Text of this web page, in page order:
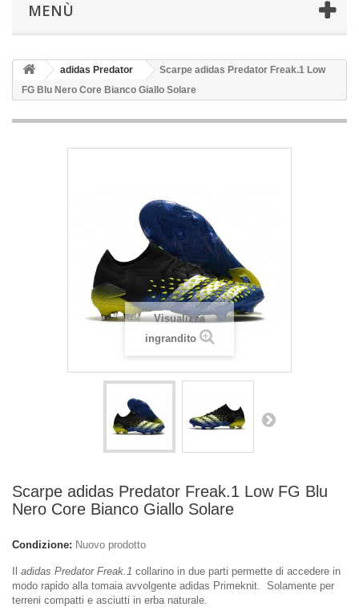
MENÙ
adidas Predator
Scarpe adidas Predator Freak.1 Low
FG Blu Nero Core Bianco Giallo Solare
Visualizza
ingrandito
Scarpe adidas Predator Freak.1 Low FG Blu
Nero Core Bianco Giallo Solare
Condizione: Nuovo prodotto
adidas Predator Freak.1 collarino in due parti permette di accedere in
modo rapido alla tomaia avvolgente adidas Primeknit. Solamente per
terreni compatti e asciutti in erba naturale.